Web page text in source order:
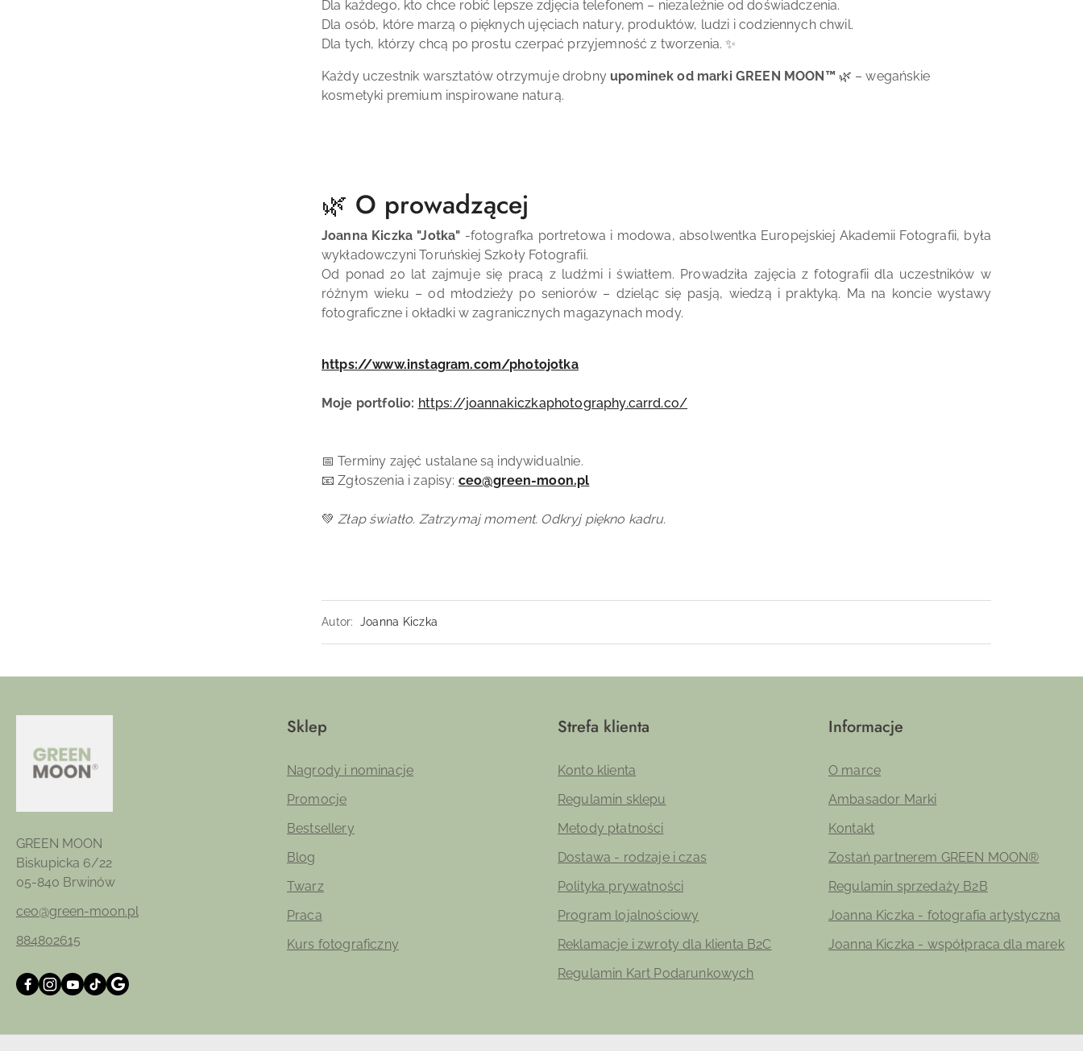
Dla każdego, kto chce robić lepsze zdjęcia telefonem – niezależnie od doświadczenia.
Dla osób, które marzą o pięknych ujęciach natury, produktów, ludzi i codziennych chwil.
Dla tych, którzy chcą po prostu czerpać przyjemność z tworzenia. ✨
Każdy uczestnik warsztatów otrzymuje drobny upominek od marki GREEN MOON™ 🌿 – wegańskie
kosmetyki premium inspirowane naturą.
🌿 O prowadzącej
Joanna Kiczka "Jotka" -fotografka portretowa i modowa, absolwentka Europejskiej Akademii Fotografii, była
wykładowczyni Toruńskiej Szkoły Fotografii.
Od ponad 20 lat zajmuje się pracą z ludźmi i światłem. Prowadziła zajęcia z fotografii dla uczestników w
różnym wieku – od młodzieży po seniorów – dzieląc się pasją, wiedzą i praktyką. Ma na koncie wystawy
fotograficzne i okładki w zagranicznych magazynach mody.
https://www.instagram.com/photojotka
Moje portfolio: https://joannakiczkaphotography.carrd.co/
📅 Terminy zajęć ustalane są indywidualnie.
📧 Zgłoszenia i zapisy: ceo@green-moon.pl
💚Złap światło. Zatrzymaj moment. Odkryj piękno kadru.
Autor: Joanna Kiczka
GREEN MOON
Biskupicka 6/22
05-840 Brwinów
ceo@green-moon.pl
884802615
Sklep
Nagrody i nominacje
Promocje
Bestsellery
Blog
Twarz
Praca
Kurs fotograficzny
Strefa klienta
Konto klienta
Regulamin sklepu
Metody płatności
Dostawa - rodzaje i czas
Polityka prywatności
Program lojalnościowy
Reklamacje i zwroty dla klienta B2C
Regulamin Kart Podarunkowych
Informacje
O marce
Ambasador Marki
Kontakt
Zostań partnerem GREEN MOON®
Regulamin sprzedaży B2B
Joanna Kiczka - fotografia artystyczna
Joanna Kiczka - współpraca dla marek